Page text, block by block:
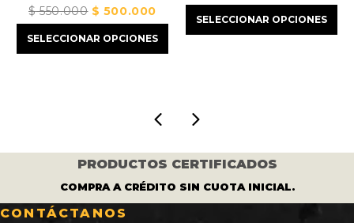
550.000El
precio
original
$ 500.000El
precio
actual
SELECCIONAR OPCIONES
precio
original
precio
actual
SELECCIONAR OPCIONES
PRODUCTOS CERTIFICADOS
COMPRA A CRÉDITO SIN CUOTA INICIAL.
CONTÁCTANOS